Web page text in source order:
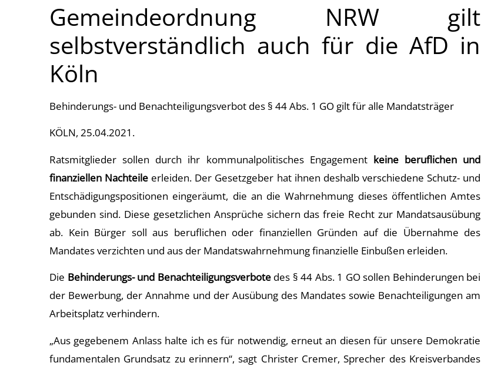
Gemeindeordnung NRW gilt
selbstverständlich auch für die AfD in
Köln
Behinderungs- und Benachteiligungsverbot des § 44 Abs. 1 GO gilt für alle Mandatsträger
KÖLN, 25.04.2021.
Ratsmitglieder sollen durch ihr kommunalpolitisches Engagement keine beruflichen und
finanziellen Nachteile erleiden. Der Gesetzgeber hat ihnen deshalb verschiedene Schutz- und
Entschädigungspositionen eingeräumt, die an die Wahrnehmung dieses öffentlichen Amtes
gebunden sind. Diese gesetzlichen Ansprüche sichern das freie Recht zur Mandatsausübung
ab. Kein Bürger soll aus beruflichen oder finanziellen Gründen auf die Übernahme des
Mandates verzichten und aus der Mandatswahrnehmung finanzielle Einbußen erleiden.
Die Behinderungs- und Benachteiligungsverbotedes § 44 Abs. 1 GO sollen Behinderungen bei
der Bewerbung, der Annahme und der Ausübung des Mandates sowie Benachteiligungen am
Arbeitsplatz verhindern.
„Aus gegebenem Anlass halte ich es für notwendig, erneut an diesen für unsere Demokratie
fundamentalen Grundsatz zu erinnern“, sagt Christer Cremer, Sprecher des Kreisverbandes